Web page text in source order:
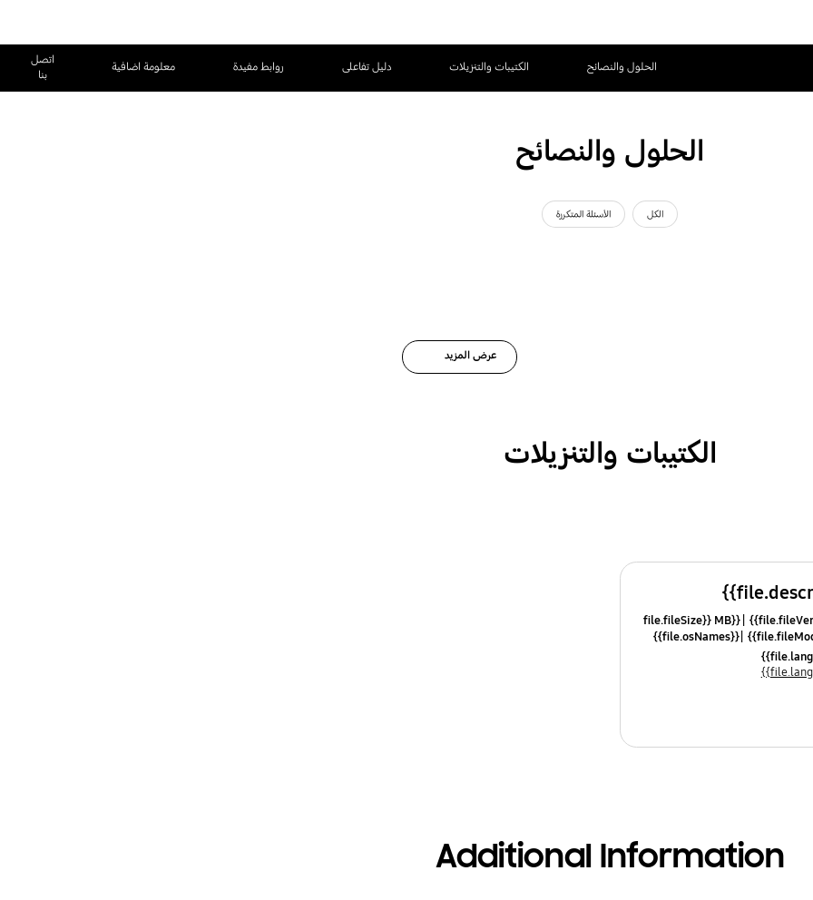
الحلول والنصائح الكتيبات والتنزيلات دليل تفاعلى روابط مفيدة معلومة اضافية
اتصل
بنا
الحلول والنصائح
الكل الأسئلة المتكررة
عرض المزيد
الكتيبات والتنزيلات
{{file.fileSize}} MB
{{file.osNames}}
Additional Information